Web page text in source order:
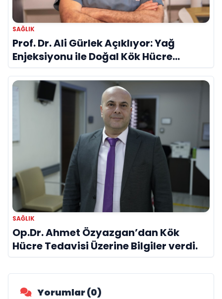
SAĞLIK
Prof. Dr. Ali Gürlek Açıklıyor: Yağ
Enjeksiyonu ile Doğal Kök Hücre
Tedavisi
SAĞLIK
Op.Dr. Ahmet Özyazgan’dan Kök
Hücre Tedavisi Üzerine Bilgiler verdi.
Yorumlar (0)